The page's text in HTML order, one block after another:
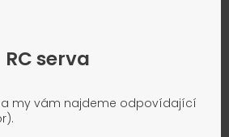
RC serva
my vám najdeme odpovídající